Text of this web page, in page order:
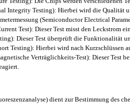
Integrity Testing): Hierbei wird die Qualität
(Semiconductor Electrical
Test): Dieser Test misst den Leckstrom
Dieser Test überprüft die Funktionalität
Testing): Hierbei wird nach Kurzschlüssen
Verträglichkeits-Test): Dieser Test
dient zur Bestimmung des